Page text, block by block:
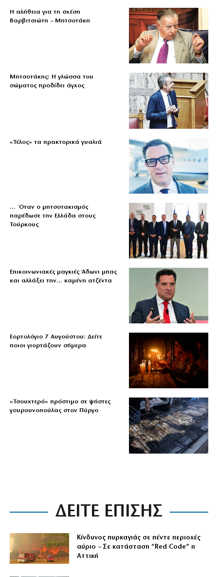
Η αλήθεια για τη σχέση
Βαρβιτσιώτη – Μητσοτάκη
Μητσοτάκης: Η γλώσσα του
σώματος προδίδει άγχος
«Τέλος» τα πρακτορικά γυαλιά
… Όταν ο μητσοτακισμός
παρέδωσε την Ελλάδα στους
Τούρκους
Επικοινωνιακές μαγκιές Άδωνι μπας
και αλλάξει την… καμένη ατζέντα
Εορτολόγιο 7 Αυγούστου: Δείτε
ποιοι γιορτάζουν σήμερα
«Τσουχτερό» πρόστιμο σε ψήστες
γουρουνοπούλας στον Πύργο
ΔΕΙΤΕ ΕΠΙΣΗΣ
Κίνδυνος πυρκαγιάς σε πέντε περιοχές
αύριο – Σε κατάσταση “Red Code” η
Αττική